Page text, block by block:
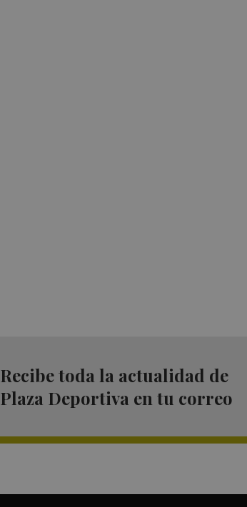
Recibe toda la actualidad de
Plaza Deportiva en tu correo